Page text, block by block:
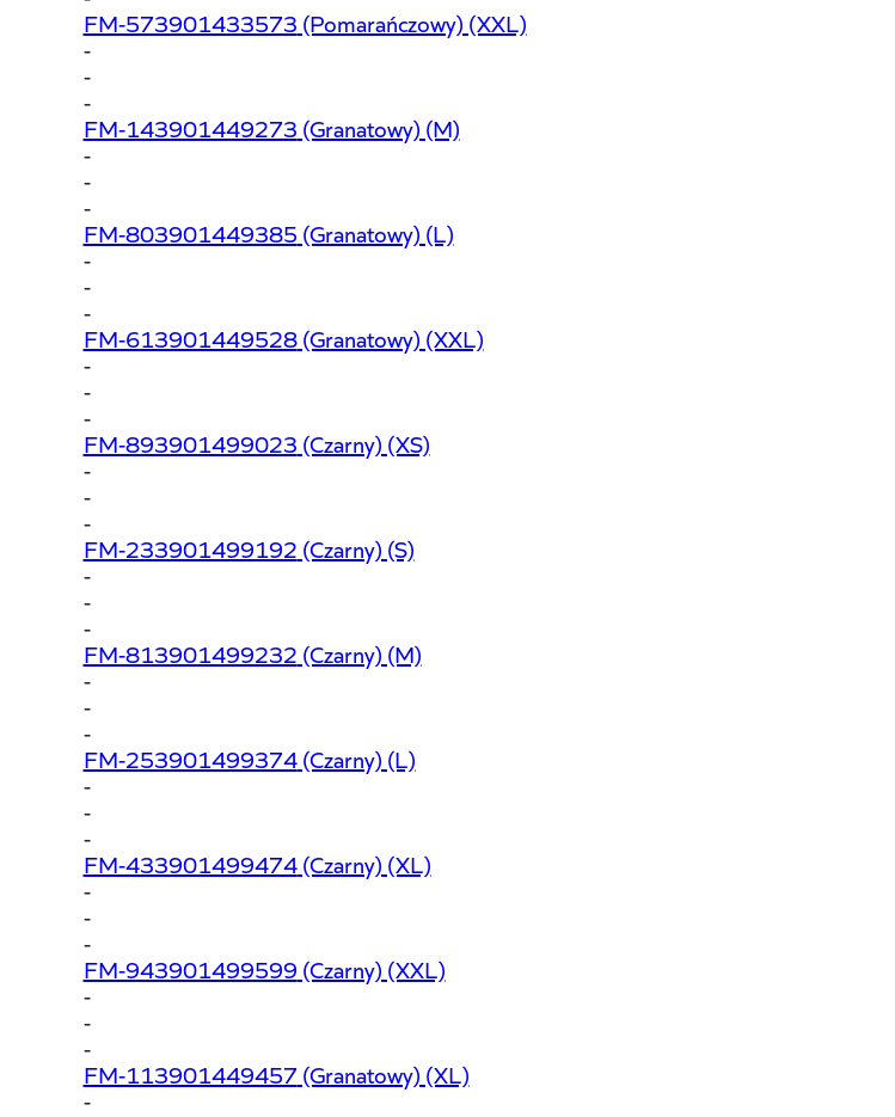
FM-573901433573 (Pomarańczowy) (XXL)
-
-
-
FM-143901449273 (Granatowy) (M)
-
-
-
FM-803901449385 (Granatowy) (L)
-
-
-
FM-613901449528(Granatowy) (XXL)
-
-
-
FM-893901499023 (Czarny) (XS)
-
-
-
FM-233901499192 (Czarny) (S)
-
-
-
FM-813901499232 (Czarny) (M)
-
-
-
FM-253901499374(Czarny) (L)
-
-
-
FM-433901499474(Czarny) (XL)
-
-
-
FM-943901499599 (Czarny) (XXL)
-
-
-
FM-113901449457(Granatowy) (XL)
-